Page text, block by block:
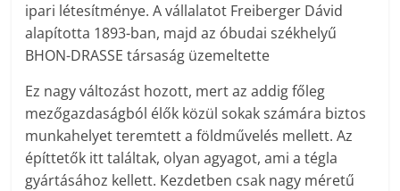
ipari létesítménye. A vállalatot Freiberger Dávid
alapította 1893-ban, majd az óbudai székhelyű
BHON-DRASSE társaság üzemeltette
Ez nagy változást hozott, mert az addig főleg
mezőgazdaságból élők közül sokak számára biztos
munkahelyet teremtett a földművelés mellett. Az
építtetők itt találtak, olyan agyagot, ami a tégla
gyártásához kellett. Kezdetben csak nagy méretű